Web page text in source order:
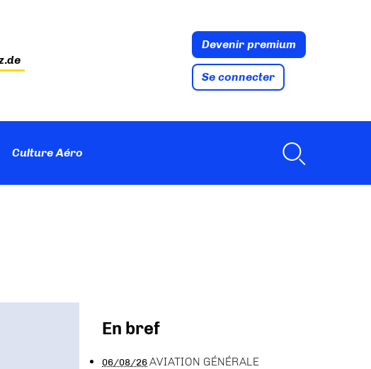
Devenir premium
Se connecter
Culture Aéro
En bref
06/08/26AVIATION GÉNÉRALE